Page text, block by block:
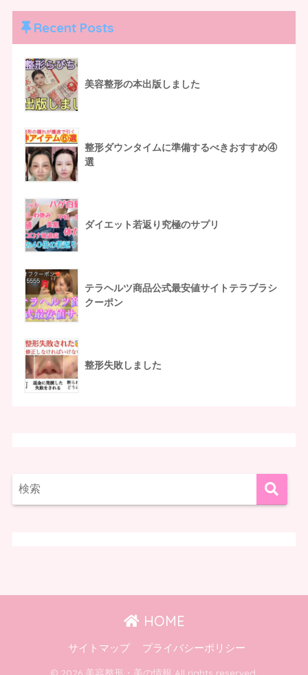
Recent Posts
美容整形の本出版しました
整形ダウンタイムに準備するべきおすすめ④
選
ダイエット若返り究極のサプリ
テラヘルツ商品公式最安値サイトテラブラシ
クーポン
整形失敗しました
HOME
サイトマップ プライバシーポリシー
© 2026 美容整形・美の情報 All rights reserved.